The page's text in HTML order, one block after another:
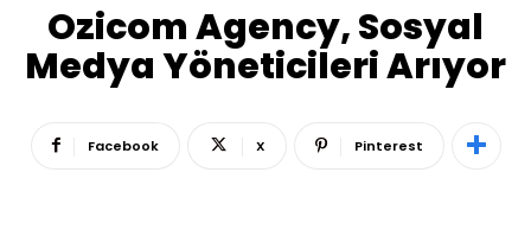
Ozicom Agency, Sosyal
Medya Yöneticileri Arıyor
Facebook X Pinterest